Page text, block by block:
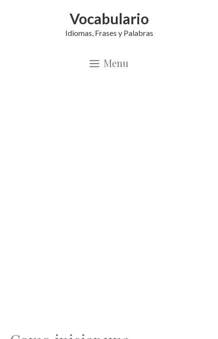
Vocabulario
Idiomas, Frases y Palabras
Menu